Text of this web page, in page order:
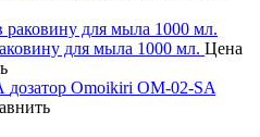
для мыла 1000 мл. Цена
дозатор Omoikiri OM-02-SA